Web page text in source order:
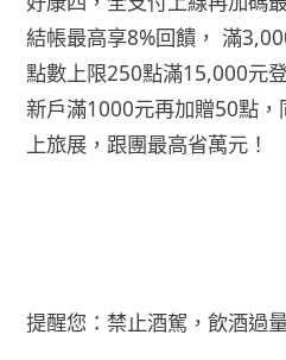
結帳最高享8%回饋， 滿
點數上限250點滿15,000元
新戶滿1000元再加贈50點，
上旅展，跟團最高省萬元！
提醒您：禁止酒駕，飲酒過